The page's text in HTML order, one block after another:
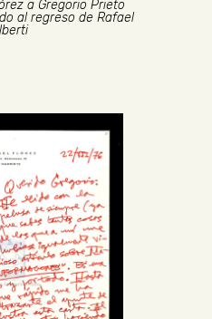
a Gregorio Prieto
al regreso de Rafael